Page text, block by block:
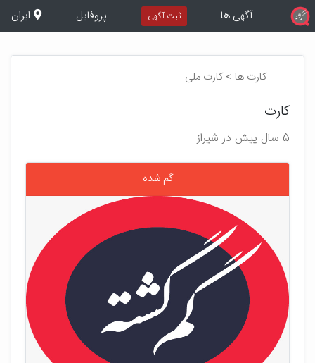
آگهی ها ثبت آگهی پروفایل ایران
کارت ها > کارت ملی
کارت
5 سال پیش در شیراز
گم شده